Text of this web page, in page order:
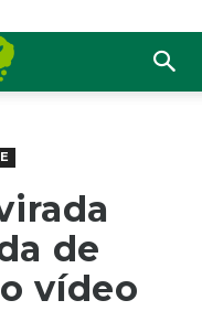
de
vídeo